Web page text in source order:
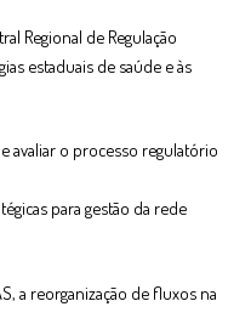
Regional de Regulação
estaduais de saúde e às
avaliar o processo regulatório
para gestão da rede
a reorganização de fluxos na